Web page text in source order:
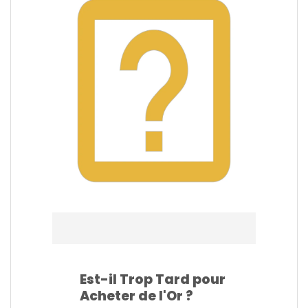
Est-il Trop Tard pour
Acheter de l'Or ?